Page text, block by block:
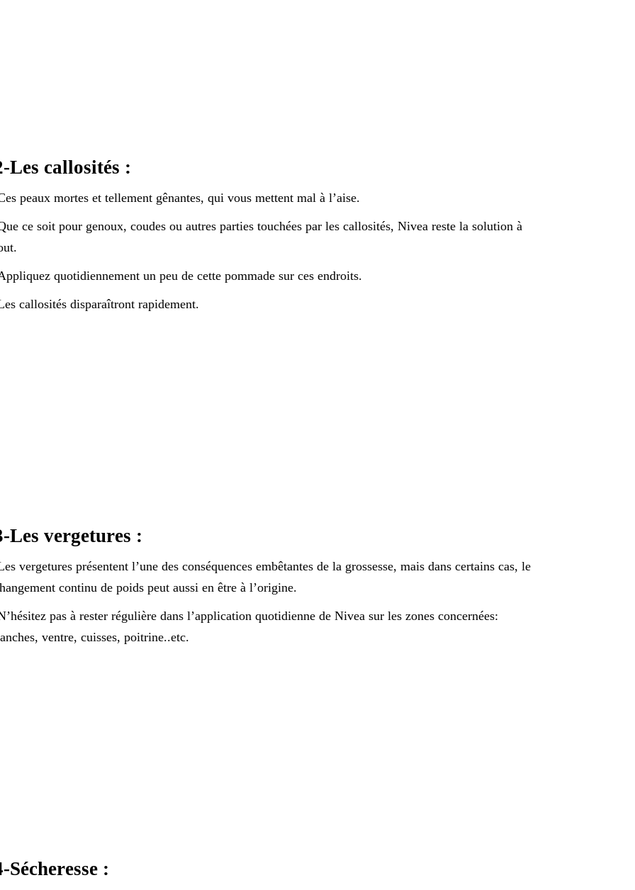
Les callosités :
peaux mortes et tellement gênantes, qui vous mettent mal à l’aise.
ce soit pour genoux, coudes ou autres parties touchées par les callosités, Nivea reste la solution à
quotidiennement un peu de cette pommade sur ces endroits.
callosités disparaîtront rapidement.
Les vergetures :
vergetures présentent l’une des conséquences embêtantes de la grossesse, mais dans certains cas, le
continu de poids peut aussi en être à l’origine.
pas à rester régulière dans l’application quotidienne de Nivea sur les zones concernées:
ventre, cuisses, poitrine..etc.
Sécheresse :